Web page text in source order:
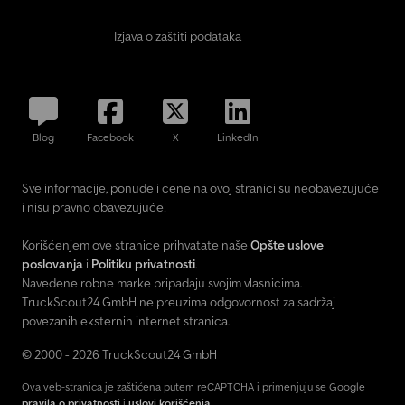
dodatnoj proveri. Promene, greške i međuprodaja su mogući.
vuču (do 3500 kg) - dodatni grejači - ekran za kameru za vožnju
unazad i/ili navigaciju preko telefona (Android Auto) - sistem za
pomoć pri vožnji unazad sa zadnjom kamerom - radionica oprema
Hhobnoa
Izjava o zaštiti podataka
Blog Facebook X LinkedIn
Sve informacije, ponude i cene na ovoj stranici su neobavezujuće
i nisu pravno obavezujuće!
Korišćenjem ove stranice prihvatate naše Opšte uslove
poslovanja i Politiku privatnosti.
Navedene robne marke pripadaju svojim vlasnicima.
TruckScout24 GmbH ne preuzima odgovornost za sadržaj
povezanih eksternih internet stranica.
© 2000 - 2026 TruckScout24 GmbH
Ova veb-stranica je zaštićena putem reCAPTCHA i primenjuju se Google